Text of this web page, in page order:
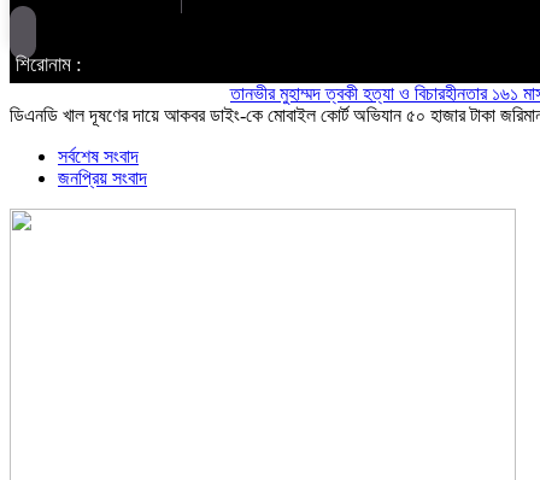
শিরোনাম :
তানভীর মুহাম্মদ ত্বকী হত্যা ও বিচারহীনতার ১৬১ মাস
ডিএনডি খাল দূষণের দায়ে আকবর ডাইং-কে মোবাইল কোর্ট অভিযান ৫০ হাজার টাকা
সর্বশেষ সংবাদ
জনপ্রিয় সংবাদ